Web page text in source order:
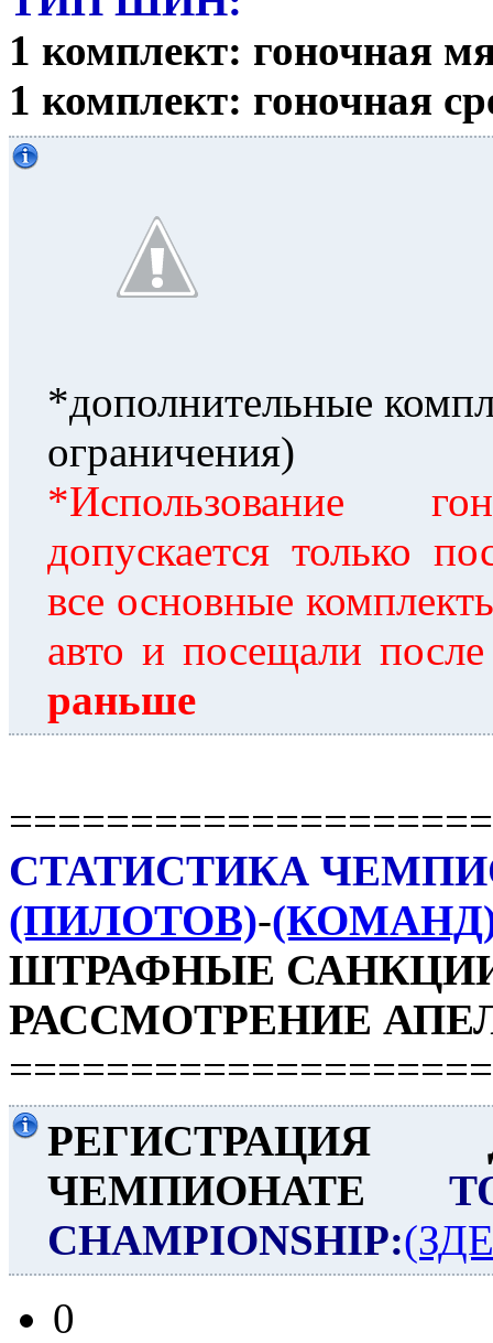
1 комплект: гоночная
1 комплект: гоночная
*дополнительные
ограничения)
*Использование
допускается только
все основные
авто и посещали
раньше
СТАТИСТИКА
(ПИЛОТОВ)-
ШТРАФНЫЕ
РАССМОТРЕНИЕ
ЧЕМПИОНАТЕ
CHAMPIONSHIP:
0